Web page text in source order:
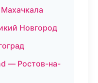
Новгород
— Ростов-на-